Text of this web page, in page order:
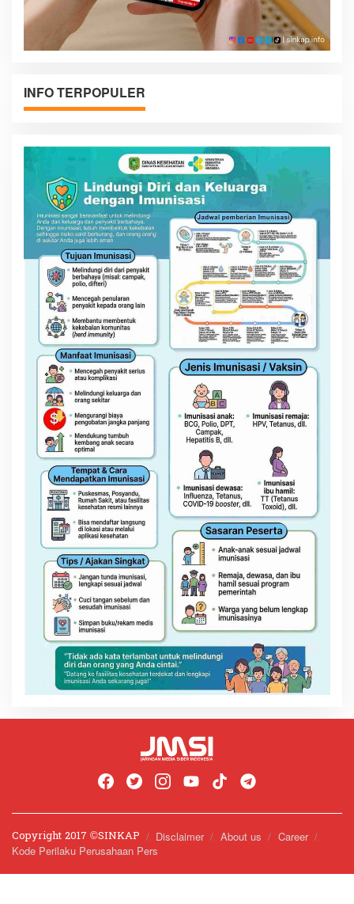
INFO TERPOPULER
Copyright 2017 ©️SINKAP Disclaimer About us
Career
Kode Perilaku Perusahaan Pers